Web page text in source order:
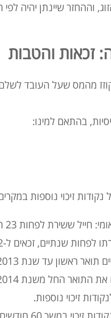
וההחזר שיינתן יהיה לפי
זכאות והטבות
בהתאם למינו:
זיכוי נוספות
זכאים ל-2 נקודות זיכוי למשך שנה.
זיכוי נוספות.